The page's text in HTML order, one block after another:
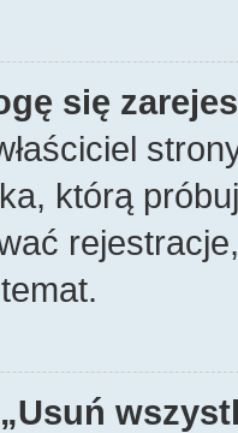
się
którą